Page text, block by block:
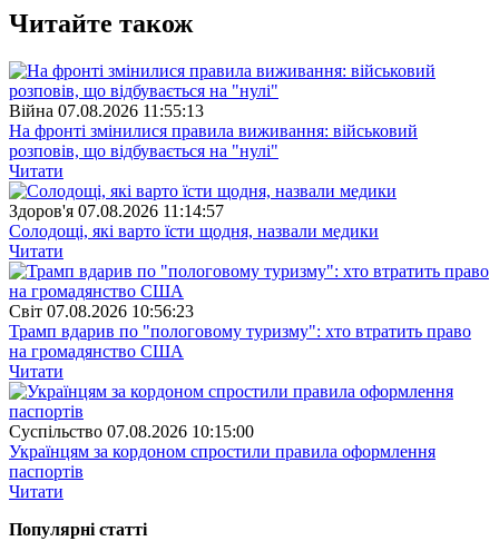
Читайте також
Війна 07.08.2026 11:55:13
На фронті змінилися правила виживання: військовий
розповів, що відбувається на "нулі"
Читати
Здоров'я 07.08.2026 11:14:57
Солодощі, які варто їсти щодня, назвали медики
Читати
Свiт 07.08.2026 10:56:23
Трамп вдарив по "пологовому туризму": хто втратить право
на громадянство США
Читати
Суспiльство 07.08.2026 10:15:00
Українцям за кордоном спростили правила оформлення
паспортів
Читати
Популярнi статтi